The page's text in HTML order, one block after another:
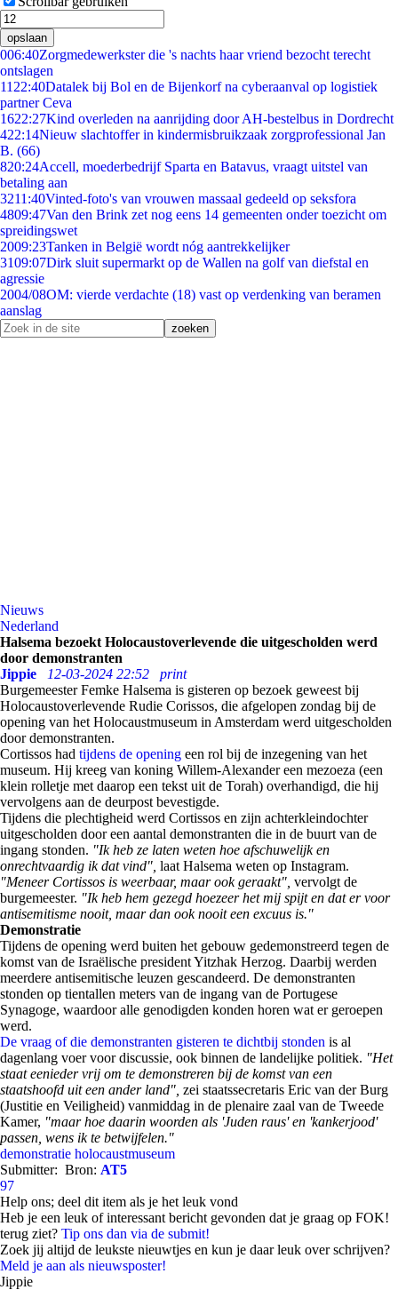
opslaan
006:40Zorgmedewerkster die 's nachts haar vriend bezocht terecht
ontslagen
11 22:40Datalek bij Bol en de Bijenkorf na cyberaanval op logistiek
partner Ceva
1622:27Kind overleden na aanrijding door AH-bestelbus in Dordrecht
422:14Nieuw slachtoffer in kindermisbruikzaak zorgprofessional Jan
B. (66)
820:24Accell, moederbedrijf Sparta en Batavus, vraagt uitstel van
betaling aan
3211:40Vinted-foto's van vrouwen massaal gedeeld op seksfora
4809:47Van den Brink zet nog eens 14 gemeenten onder toezicht om
spreidingswet
2009:23Tanken in België wordt nóg aantrekkelijker
3109:07Dirk sluit supermarkt op de Wallen na golf van diefstal en
agressie
2004/08OM: vierde verdachte (18) vast op verdenking van beramen
aanslag
Nieuws
Nederland
Halsema bezoekt Holocaustoverlevende die uitgescholden werd
door demonstranten
Jippie
12-03-2024 22:52
print
Burgemeester Femke Halsema is gisteren op bezoek geweest bij
Holocaustoverlevende Rudie Corissos, die afgelopen zondag bij de
opening van het Holocaustmuseum in Amsterdam werd uitgescholden
door demonstranten.
Cortissos had tijdens de opening een rol bij de inzegening van het
museum. Hij kreeg van koning Willem-Alexander een mezoeza (een
klein rolletje met daarop een tekst uit de Torah) overhandigd, die hij
vervolgens aan de deurpost bevestigde.
Tijdens die plechtigheid werd Cortissos en zijn achterkleindochter
uitgescholden door een aantal demonstranten die in de buurt van de
ingang stonden. "Ik heb ze laten weten hoe afschuwelijk en
onrechtvaardig ik dat vind", laat Halsema weten op Instagram.
"Meneer Cortissos is weerbaar, maar ook geraakt", vervolgt de
burgemeester. "Ik heb hem gezegd hoezeer het mij spijt en dat er voor
antisemitisme nooit, maar dan ook nooit een excuus is."
Demonstratie
Tijdens de opening werd buiten het gebouw gedemonstreerd tegen de
komst van de Israëlische president Yitzhak Herzog. Daarbij werden
meerdere antisemitische leuzen gescandeerd. De demonstranten
stonden op tientallen meters van de ingang van de Portugese
Synagoge, waardoor alle genodigden konden horen wat er geroepen
werd.
De vraag of die demonstranten gisteren te dichtbij stonden is al
dagenlang voer voor discussie, ook binnen de landelijke politiek. "Het
staat eenieder vrij om te demonstreren bij de komst van een
staatshoofd uit een ander land", zei staatssecretaris Eric van der Burg
(Justitie en Veiligheid) vanmiddag in de plenaire zaal van de Tweede
Kamer, "maar hoe daarin woorden als 'Juden raus' en 'kankerjood'
passen, wens ik te betwijfelen."
demonstratie holocaustmuseum
Submitter: Bron: AT5
97
Help ons; deel dit item als je het leuk vond
Heb je een leuk of interessant bericht gevonden dat je graag op FOK!
terug ziet? Tip ons dan via de submit!
Zoek jij altijd de leukste nieuwtjes en kun je daar leuk over schrijven?
Meld je aan als nieuwsposter!
Jippie